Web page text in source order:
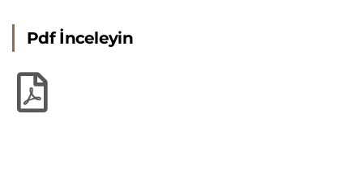
Pdf İnceleyin